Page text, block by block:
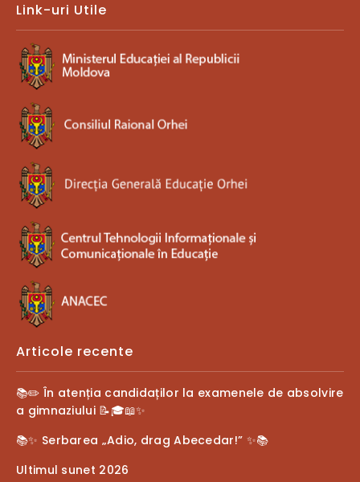
Link-uri Utile
Articole recente
📚✏️ În atenția candidaților la examenele de absolvire
a gimnaziului 📝🎓📖✨
📚✨ Serbarea „Adio, drag Abecedar!” ✨📚
Ultimul sunet 2026